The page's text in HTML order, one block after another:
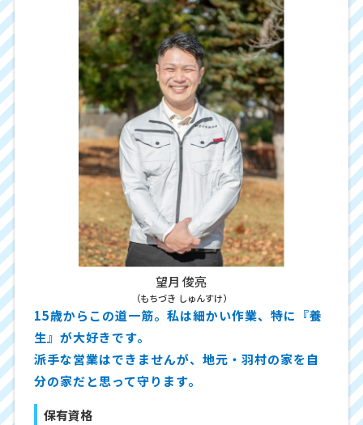
望月 俊亮
（もちづき しゅんすけ）
15歳からこの道一筋。私は細かい作業、特に『養
生』が大好きです。
派手な営業はできませんが、地元・羽村の家を自
分の家だと思って守ります。
保有資格